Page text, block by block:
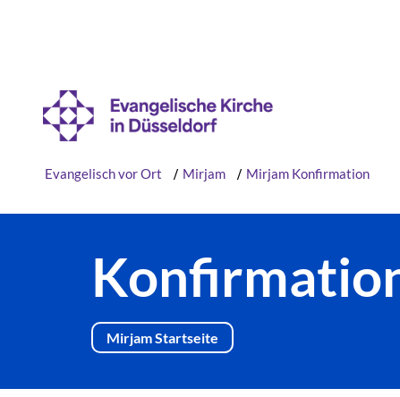
Evangelisch vor Ort / Mirjam / Mirjam Konfirmation
Mirjam Startseite